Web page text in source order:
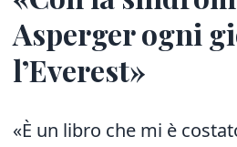
Asperger ogni
l’Everest»
«È un libro che mi è